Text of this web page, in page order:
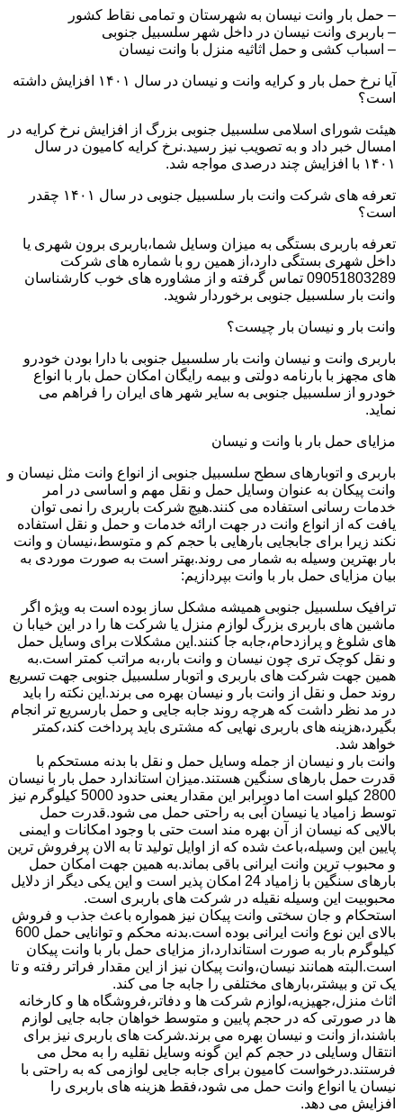
– حمل بار وانت نیسان به شهرستان و تمامی نقاط کشور
– باربری وانت نیسان در داخل شهر سلسبیل جنوبی
– اسباب کشی و حمل اثاثیه منزل با وانت نیسان
آیا نرخ حمل بار و کرایه وانت و نیسان در سال ۱۴۰۱ افزایش داشته
است؟
هیئت شورای اسلامی سلسبیل جنوبی بزرگ از افزایش نرخ کرایه در
امسال خبر داد و به تصویب نیز رسید.نرخ کرایه کامیون در سال
۱۴۰۱ با افزایش چند درصدی مواجه شد.
تعرفه های شرکت وانت بار سلسبیل جنوبی در سال ۱۴۰۱ چقدر
است؟
تعرفه باربری بستگی به میزان وسایل شما،باربری برون شهری یا
داخل شهری بستگی دارد،از همین رو با شماره های شرکت
09051803289 تماس گرفته و از مشاوره های خوب کارشناسان
وانت بار سلسبیل جنوبی برخوردار شوید.
وانت بار و نیسان بار چیست؟
باربری وانت و نیسان وانت بار سلسبیل جنوبی با دارا بودن خودرو
های مجهز با بارنامه دولتی و بیمه رایگان امکان حمل بار با انواع
خودرو از سلسبیل جنوبی به سایر شهر های ایران را فراهم می
نماید.
مزایای حمل بار با وانت و نیسان
باربری و اتوبارهای سطح سلسبیل جنوبی از انواع وانت مثل نیسان و
وانت پیکان به عنوان وسایل حمل و نقل مهم و اساسی در امر
خدمات رسانی استفاده می کنند.هیچ شرکت باربری را نمی توان
یافت که از انواع وانت در جهت ارائه خدمات و حمل و نقل استفاده
نکند زیرا برای جابجایی بارهایی با حجم کم و متوسط،نیسان و وانت
بار بهترین وسیله به شمار می روند.بهتر است به صورت موردی به
بیان مزایای حمل بار با وانت بپردازیم:
ترافیک سلسبیل جنوبی همیشه مشکل ساز بوده است به ویژه اگر
ماشین های باربری بزرگ لوازم منزل یا شرکت ها را در این خیابا ن
های شلوغ و پرازدحام،جابه جا کنند.این مشکلات برای وسایل حمل
و نقل کوچک تری چون نیسان و وانت بار،به مراتب کمتر است.به
همین جهت شرکت های باربری و اتوبار سلسبیل جنوبی جهت تسریع
روند حمل و نقل از وانت بار و نیسان بهره می برند.این نکته را باید
در مد نظر داشت که هرچه روند جابه جایی و حمل بارسریع تر انجام
بگیرد،هزینه های باربری نهایی که مشتری باید پرداخت کند،کمتر
خواهد شد.
وانت بار و نیسان از جمله وسایل حمل و نقل با بدنه مستحکم با
قدرت حمل بارهای سنگین هستند.میزان استاندارد حمل بار با نیسان
2800 کیلو است اما دوبرابر این مقدار یعنی حدود 5000 کیلوگرم نیز
توسط زامیاد یا نیسان آبی به راحتی حمل می شود.قدرت حمل
بالایی که نیسان از آن بهره مند است حتی با وجود امکانات و ایمنی
پایین این وسیله،باعث شده که از اوایل تولید تا به الان پرفروش ترین
و محبوب ترین وانت ایرانی باقی بماند.به همین جهت امکان حمل
بارهای سنگین با زامیاد 24 امکان پذیر است و این یکی دیگر از دلایل
محبوبیت این وسیله نقیله در شرکت های باربری است.
استحکام و جان سختی وانت پیکان نیز همواره باعث جذب و فروش
بالای این نوع وانت ایرانی بوده است.بدنه محکم و توانایی حمل 600
کیلوگرم بار به صورت استاندارد،از مزایای حمل بار با وانت پیکان
است.البته همانند نیسان،وانت پیکان نیز از این مقدار فراتر رفته و تا
یک تن و بیشتر،بارهای مختلفی را جابه جا می کند.
اثاث منزل،جهیزیه،لوازم شرکت ها و دفاتر،فروشگاه ها و کارخانه
ها در صورتی که در حجم پایین و متوسط خواهان جابه جایی لوازم
باشند،از وانت و نیسان بهره می برند.شرکت های باربری نیز برای
انتقال وسایلی در حجم کم این گونه وسایل نقلیه را به محل می
فرستند.درخواست کامیون برای جابه جایی لوازمی که به راحتی با
نیسان یا انواع وانت حمل می شود،فقط هزینه های باربری را
افزایش می دهد.